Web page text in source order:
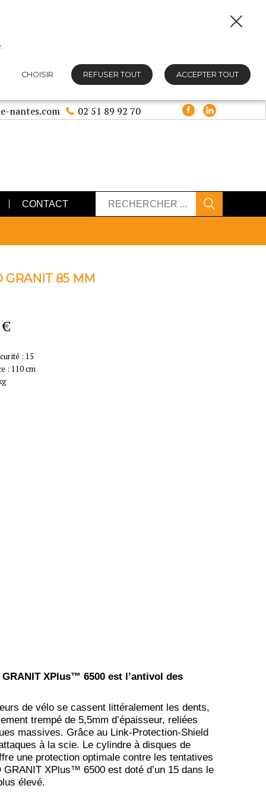
02 51 89 92 70
nantes.com
CONTACT
GRANIT 85 MM
: 15
: 110 cm
XPlus™ 6500 est l’antivol des
de vélo se cassent littéralement les dents,
trempé de 5,5mm d’épaisseur, reliées
massives. Grâce au Link-Protection-Shield
à la scie. Le cylindre à disques de
une protection optimale contre les tentatives
XPlus™ 6500 est doté d’un 15 dans le
élevé.
CHOISIR REFUSER TOUT ACCEPTER TOUT